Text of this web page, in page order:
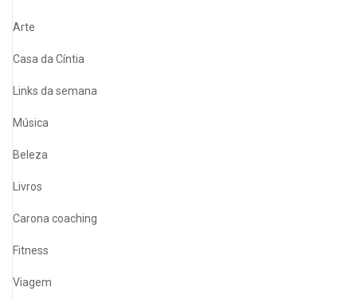
Arte
Casa da Cíntia
Links da semana
Música
Beleza
Livros
Carona coaching
Fitness
Viagem